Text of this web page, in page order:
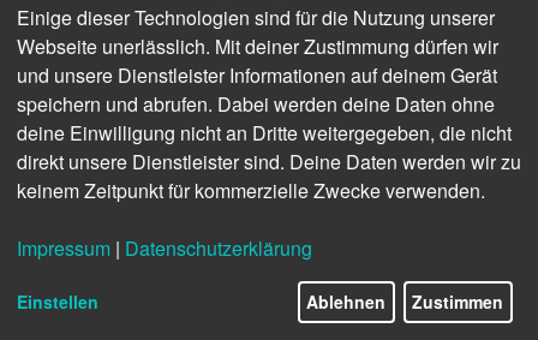
Prognosen für Nutzung und Erlöswachstum
kommen nun aus den USA Erkenntnisse, wie
wertvoll das Audio-Werbeumfeld ist und wie
sorgsam damit umgegangen werden sollte.
Für den deutschen Podcast-Markt belegen Studien,
etabliert hat. Nach Zahlen vom Frühjahr hören 82
Prozent der Deutschen zwischen 18 und 65 Jahren
mindestens einmal im Monat rein. Daneben hat
Podcast-Umfrage von Podstars by OMRin
Einige dieser Technologien sind für die Nutzung unserer
Webseite unerlässlich. Mit deiner Zustimmung dürfen wir
und unsere Dienstleister Informationen auf deinem Gerät
speichern und abrufen. Dabei werden deine Daten ohne
deine Einwilligung nicht an Dritte weitergegeben, die nicht
direkt unsere Dienstleister sind. Deine Daten werden wir zu
keinem Zeitpunkt für kommerzielle Zwecke verwenden.
Impressum | Datenschutzerklärung
Einstellen Ablehnen Zustimmen